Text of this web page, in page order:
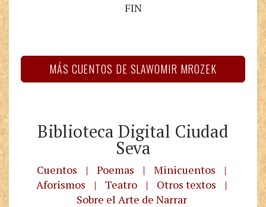
FIN
MÁS CUENTOS DE SLAWOMIR MROZEK
Biblioteca Digital Ciudad
Seva
Cuentos | Poemas | Minicuentos
|
Aforismos
| Teatro | Otros textos
|
Sobre el Arte de Narrar